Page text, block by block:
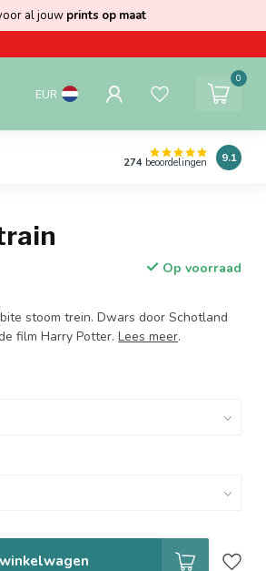
al jouw prints op maat
EUR
0
274 beoordelingen 9.1
Op voorraad
stoom trein. Dwars door Schotland
film Harry Potter.Lees meer.